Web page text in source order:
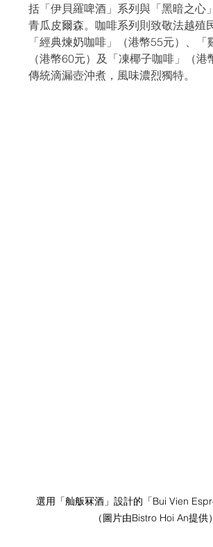
括「伊貝羅啤酒」系列與「黑暗之心
青瓜皮爾森。咖啡系列則致敬法越殖
「經典煉奶咖啡」（港幣55元）、「
（港幣60元）及「凍椰子咖啡」（港
傳統滴漏壺沖煮，風味濃烈獨特。
選用「舢舨冧酒」設計的「Bui Vien
（圖片由Bistro Hoi An提供）